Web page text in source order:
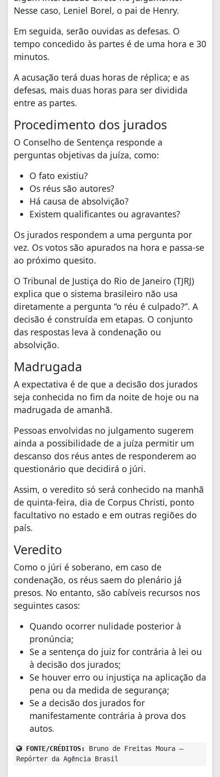
Nesse caso, Leniel Borel, o pai de Henry.
Em seguida, serão ouvidas as defesas. O
tempo concedido às partes é de uma hora e 30
minutos.
A acusação terá duas horas de réplica; e as
defesas, mais duas horas para ser dividida
entre as partes.
Procedimento dos jurados
O Conselho de Sentença responde a
perguntas objetivas da juíza, como:
O fato existiu?
Os réus são autores?
Há causa de absolvição?
Existem qualificantes ou agravantes?
Os jurados respondem a uma pergunta por
vez. Os votos são apurados na hora e passa-se
ao próximo quesito.
O Tribunal de Justiça do Rio de Janeiro (TJRJ)
explica que o sistema brasileiro não usa
diretamente a pergunta “o réu é culpado?”. A
decisão é construída em etapas. O conjunto
das respostas leva à condenação ou
absolvição.
Madrugada
A expectativa é de que a decisão dos jurados
seja conhecida no fim da noite de hoje ou na
madrugada de amanhã.
Pessoas envolvidas no julgamento sugerem
ainda a possibilidade de a juíza permitir um
descanso dos réus antes de responderem ao
questionário que decidirá o júri.
Assim, o veredito só será conhecido na manhã
de quinta-feira, dia de Corpus Christi, ponto
facultativo no estado e em outras regiões do
país.
Veredito
Como o júri é soberano, em caso de
condenação, os réus saem do plenário já
presos. No entanto, são cabíveis recursos nos
seguintes casos:
Quando ocorrer nulidade posterior à
pronúncia;
Se a sentença do juiz for contrária à lei ou
à decisão dos jurados;
Se houver erro ou injustiça na aplicação da
pena ou da medida de segurança;
Se a decisão dos jurados for
manifestamente contrária à prova dos
autos.
FONTE/CRÉDITOS:
Bruno de Freitas Moura –
Repórter da Agência Brasil